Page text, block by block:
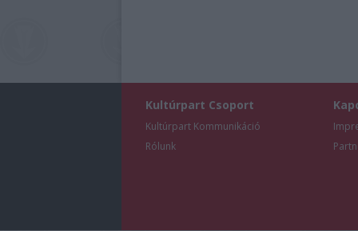
Kultúrpart Csoport
Kultúrpart Kommunikáció
Rólunk